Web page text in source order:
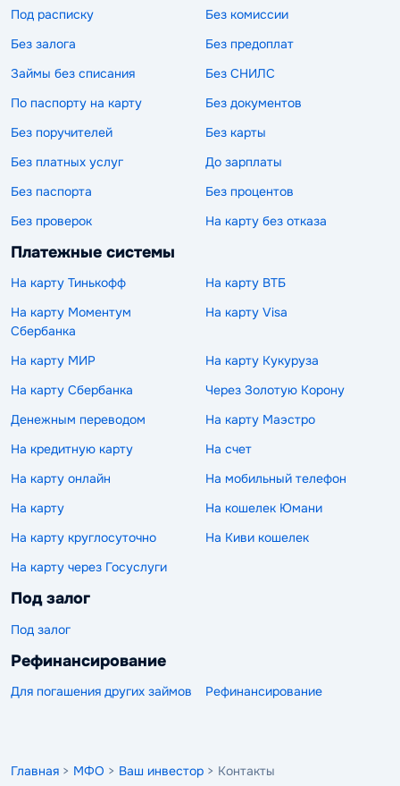
Под расписку
Без комиссии
Без залога
Без предоплат
Займы без списания
Без СНИЛС
По паспорту на карту
Без документов
Без поручителей
Без карты
Без платных услуг
До зарплаты
Без паспорта
Без процентов
Без проверок
На карту без отказа
Платежные системы
На карту Тинькофф
На карту ВТБ
На карту Моментум
Сбербанка
На карту Visa
На карту МИР
На карту Кукуруза
На карту Сбербанка
Через Золотую Корону
Денежным переводом
На карту Маэстро
На кредитную карту
На счет
На карту онлайн
На мобильный телефон
На карту
На кошелек Юмани
На карту круглосуточно
На Киви кошелек
На карту через Госуслуги
Под залог
Под залог
Рефинансирование
Для погашения других займов Рефинансирование
Главная > МФО > Ваш инвестор > Контакты